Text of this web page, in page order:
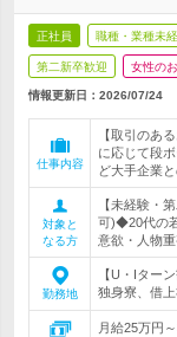
正社員 職種・業種未
第二新卒歓迎 女性の
情報更新日：2026/07/24
仕事内容
【取引のあ
に応じて段
ど大手企業
対象と
なる方
【未経験・
可)◆20代の
意欲・人物
勤務地
【U・Iター
独身寮、借
月給25万円